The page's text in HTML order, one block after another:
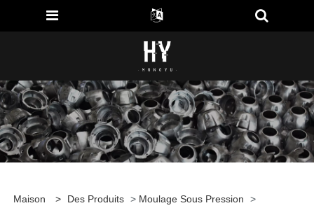
Maison > Des Produits > Moulage Sous Pression
>